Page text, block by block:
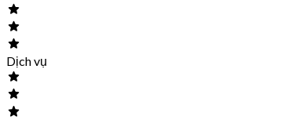
Dịch vụ